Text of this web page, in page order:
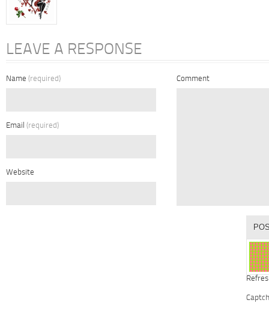
LEAVE A RESPONSE
Name (required)
Email (required)
Website
Comment